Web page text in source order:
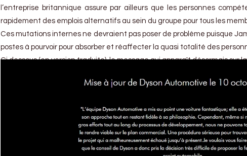
l’entreprise britannique assure par ailleurs que les personnes
rapidement des emplois alternatifs au sein du groupe pour tous les
Ces mutations internes ne devraient pas poser de problème puisque
postes à pourvoir pour absorber et réaffecter la quasi totalité des
Ci dessous (en version traduite), le message qui apparaît désormais sur